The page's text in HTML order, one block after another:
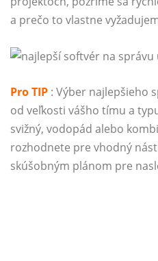
a prečo to vlastne
Pro TIP : Výber najlepšieho
od veľkosti vášho tímu a
svižný, vodopád alebo
rozhodnete pre vhodný
skúšobným plánom pre